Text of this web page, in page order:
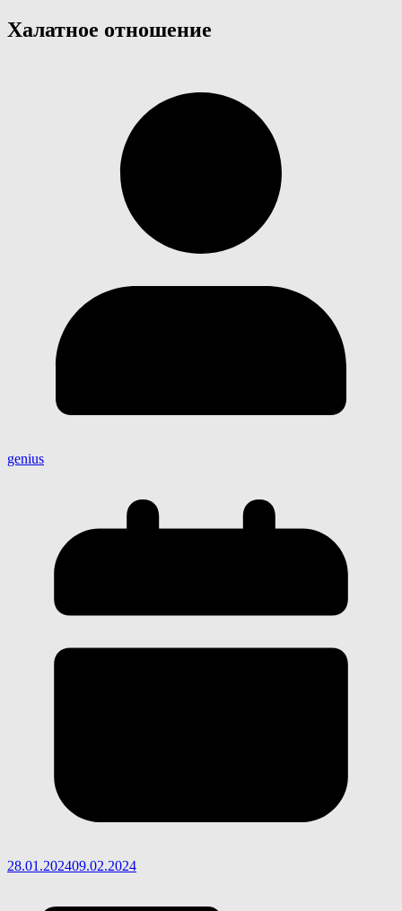
Халатное отношение
genius
28.01.202409.02.2024